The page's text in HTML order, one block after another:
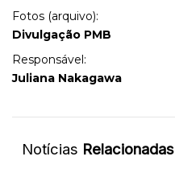
Fotos (arquivo):
Divulgação PMB
Responsável:
Juliana Nakagawa
Notícias Relacionadas